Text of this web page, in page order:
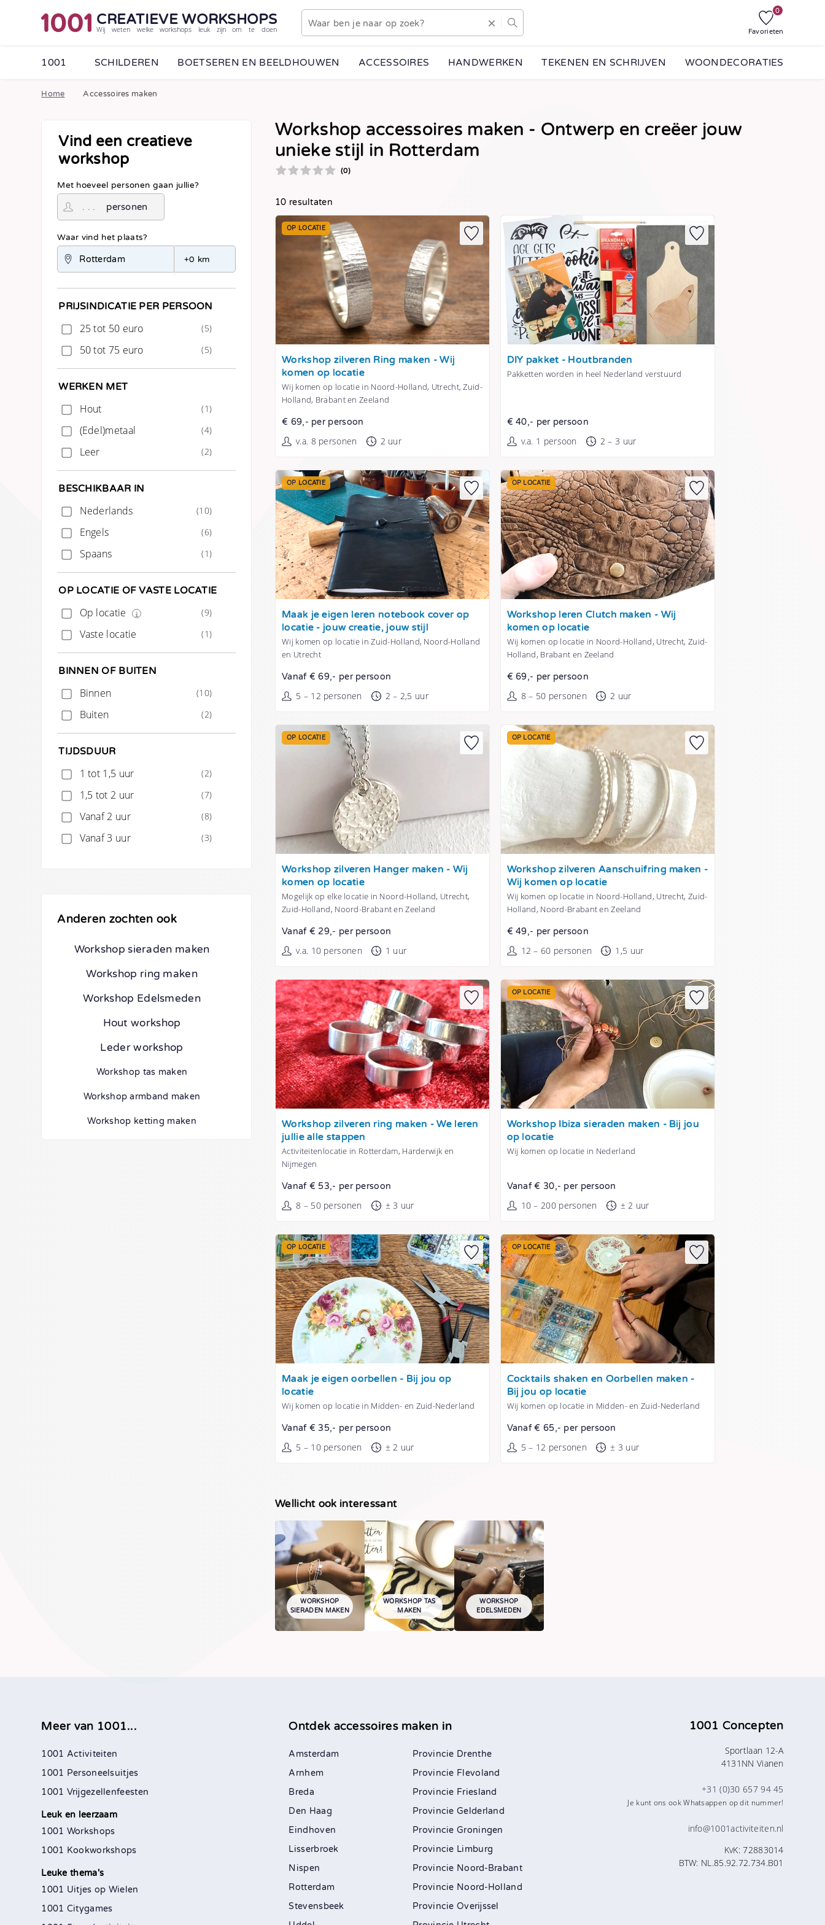
CREATIEVE WORKSHOPS
Wij weten welke workshops leuk zijn om te doen
0
Favorieten
1001 SCHILDEREN BOETSEREN EN BEELDHOUWEN ACCESSOIRES HANDWERKEN TEKENEN EN SCHRIJVEN WOONDECORATIES
Home Accessoires maken
Vind een creatieve
workshop
Met hoeveel personen gaan jullie?
personen
Waar vind het plaats?
PRIJSINDICATIE PER PERSOON
25 tot 50 euro (5)
50 tot 75 euro (5)
WERKEN MET
Hout (1)
(Edel)metaal (4)
Leer (2)
BESCHIKBAAR IN
Nederlands (10)
Engels (6)
Spaans (1)
OP LOCATIE OF VASTE LOCATIE
Op locatie (9)
Vaste locatie (1)
BINNEN OF BUITEN
Binnen (10)
Buiten (2)
TIJDSDUUR
1 tot 1,5 uur (2)
1,5 tot 2 uur (7)
Vanaf 2 uur (8)
Vanaf 3 uur (3)
Anderen zochten ook
Workshop sieraden maken
Workshop ring maken
Workshop Edelsmeden
Hout workshop
Leder workshop
Workshop tas maken
Workshop armband maken
Workshop ketting maken
Workshop accessoires maken - Ontwerp en creëer jouw
unieke stijl in Rotterdam
(0)
10 resultaten
Tonen
OP LOCATIE
Workshop zilveren Ring maken - Wij
komen op locatie
Wij komen op locatie in Noord-Holland, Utrecht, Zuid-
Holland, Brabant en Zeeland
€ 69,- per persoon
v.a. 8 personen 2 uur
Tonen
DIY pakket - Houtbranden
Pakketten worden in heel Nederland verstuurd
€ 40,- per persoon
v.a. 1 persoon 2 – 3 uur
Tonen
OP LOCATIE
Maak je eigen leren notebook cover op
locatie - jouw creatie, jouw stijl
Wij komen op locatie in Zuid-Holland, Noord-Holland
en Utrecht
Vanaf € 69,- per persoon
5 – 12 personen 2 – 2,5 uur
Tonen
OP LOCATIE
Workshop leren Clutch maken - Wij
komen op locatie
Wij komen op locatie in Noord-Holland, Utrecht, Zuid-
Holland, Brabant en Zeeland
€ 69,- per persoon
8 – 50 personen 2 uur
Tonen
OP LOCATIE
Workshop zilveren Hanger maken - Wij
komen op locatie
Mogelijk op elke locatie in Noord-Holland, Utrecht,
Zuid-Holland, Noord-Brabant en Zeeland
Vanaf € 29,- per persoon
v.a. 10 personen 1 uur
Tonen
OP LOCATIE
Workshop zilveren Aanschuifring maken -
Wij komen op locatie
Wij komen op locatie in Noord-Holland, Utrecht, Zuid-
Holland, Noord-Brabant en Zeeland
€ 49,- per persoon
12 – 60 personen 1,5 uur
Tonen
Workshop zilveren ring maken - We leren
jullie alle stappen
Activiteitenlocatie in Rotterdam, Harderwijk en
Nijmegen
Vanaf € 53,- per persoon
8 – 50 personen ± 3 uur
Tonen
OP LOCATIE
Workshop Ibiza sieraden maken - Bij jou
op locatie
Wij komen op locatie in Nederland
Vanaf € 30,- per persoon
10 – 200 personen ± 2 uur
Tonen
OP LOCATIE
Maak je eigen oorbellen - Bij jou op
locatie
Wij komen op locatie in Midden- en Zuid-Nederland
Vanaf € 35,- per persoon
5 – 10 personen ± 2 uur
Tonen
OP LOCATIE
Cocktails shaken en Oorbellen maken -
Bij jou op locatie
Wij komen op locatie in Midden- en Zuid-Nederland
Vanaf € 65,- per persoon
5 – 12 personen ± 3 uur
Wellicht ook interessant
WORKSHOP
SIERADEN MAKEN
WORKSHOP TAS
MAKEN
WORKSHOP
EDELSMEDEN
Meer van 1001...
1001 Activiteiten
1001 Personeelsuitjes
1001 Vrijgezellenfeesten
Leuk en leerzaam
1001 Workshops
1001 Kookworkshops
Leuke thema's
1001 Uitjes op Wielen
1001 Citygames
Ontdek accessoires maken in
Amsterdam
Arnhem
Breda
Den Haag
Eindhoven
Lisserbroek
Nispen
Rotterdam
Stevensbeek
Drenthe
Flevoland
Friesland
Gelderland
Groningen
Limburg
Noord-Brabant
Noord-Holland
Overijssel
1001 Concepten
Sportlaan 12-A
4131NN Vianen
+31 (0)30 657 94 45
Je kunt ons ook Whatsappen op dit nummer!
info@1001activiteiten.nl
KvK: 72883014
BTW: NL.85.92.72.734.B01